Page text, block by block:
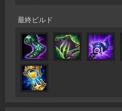
最終ビルド